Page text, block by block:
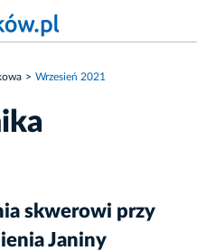
Wrzesień 2021
skwerowi przy
Janiny